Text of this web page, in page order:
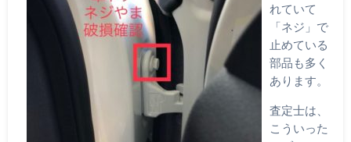
れていて
「ネジ」で
止めている
部品も多く
あります。
査定士は、
こういった